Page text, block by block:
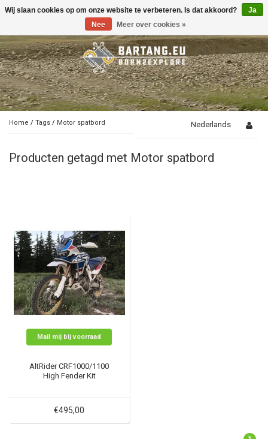
Toggle
Home / Tags / Motor spatbord Nederlands
Producten getagd met Motor spatbord
Mail mij bij voorraad
AltRider CRF1000/1100
High Fender Kit
€495,00
Wij slaan cookies op om onze website te verbeteren. Is dat akkoord?
Ja
Nee
Meer over cookies »